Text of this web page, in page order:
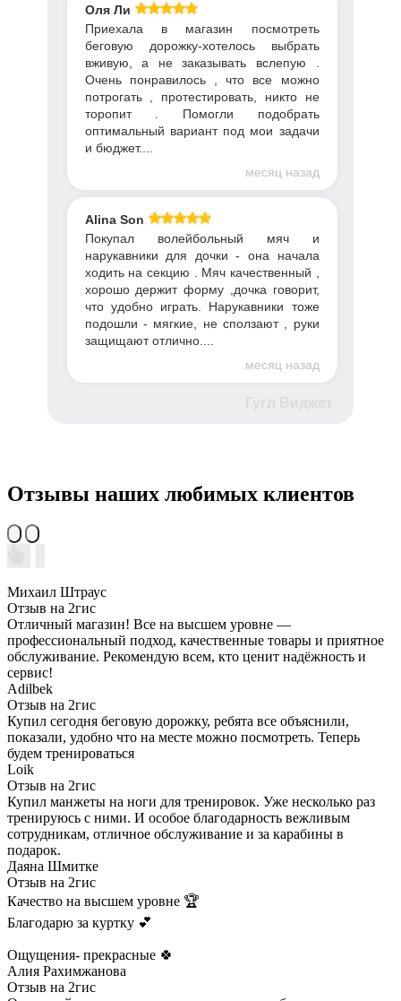
Оля Ли
Приехала в магазин посмотреть
беговую дорожку-хотелось выбрать
вживую, а не заказывать вслепую .
Очень понравилось , что все можно
потрогать , протестировать, никто не
торопит . Помогли подобрать
оптимальный вариант под мои задачи
и бюджет....
месяц назад
Alina Son
Покупал волейбольный мяч и
нарукавники для дочки - она начала
ходить на секцию . Мяч качественный ,
хорошо держит форму ,дочка говорит,
что удобно играть. Нарукавники тоже
подошли - мягкие, не сползают , руки
защищают отлично....
месяц назад
Отзывы наших любимых клиентов
Михаил Штраус
Отзыв на 2гис
Отличный магазин! Все на высшем уровне —
профессиональный подход, качественные товары и приятное
обслуживание. Рекомендую всем, кто ценит надёжность и
сервис!
Adilbek
Отзыв на 2гис
Купил сегодня беговую дорожку, ребята все объяснили,
показали, удобно что на месте можно посмотреть. Теперь
будем тренироваться
Loik
Отзыв на 2гис
Купил манжеты на ноги для тренировок. Уже несколько раз
тренируюсь с ними. И особое благодарность вежливым
сотрудникам, отличное обслуживание и за карабины в
подарок.
Даяна Шмитке
Отзыв на 2гис
Качество на высшем уровне 🏆
Благодарю за куртку 💕
Ощущения- прекрасные 🍀
Алия Рахимжанова
Отзыв на 2гис